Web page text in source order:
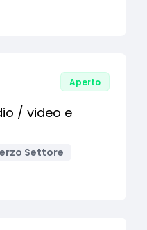
Aperto
/ video e
Settore